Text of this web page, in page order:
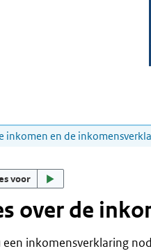
inkomen en de
voor
over de
een inkomensverklaring